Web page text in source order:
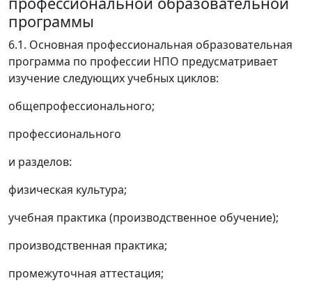
программы
6.1. Основная профессиональная образовательная
программа по профессии НПО предусматривает
изучение следующих учебных циклов:
общепрофессионального;
профессионального
и разделов:
физическая культура;
учебная практика (производственное обучение);
производственная практика;
промежуточная аттестация;